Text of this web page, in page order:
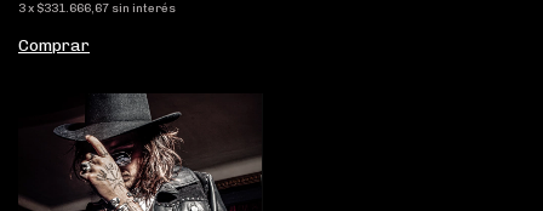
3x $331.666,67 sin interés
Comprar